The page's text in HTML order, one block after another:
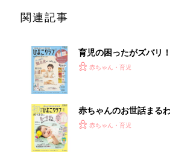
関連記事
育児の困ったがズバリ
『ひよこクラブ 秋号』
赤ちゃん・育児
赤ちゃんのお世話まる
てのひよこクラブ 夏号
赤ちゃん・育児